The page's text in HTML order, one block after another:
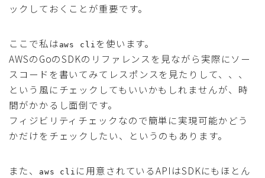
ックしておくことが重要です。
ここで私は aws cli を使います。
AWSのGoのSDKのリファレンスを見ながら実際にソー
スコードを書いてみてレスポンスを見たりして、、、
という風にチェックしてもいいかもしれませんが、時
間がかかるし面倒です。
フィジビリティチェックなので簡単に実現可能かどう
かだけをチェックしたい、というのもあります。
また、 aws cli に用意されているAPIはSDKにもほとん